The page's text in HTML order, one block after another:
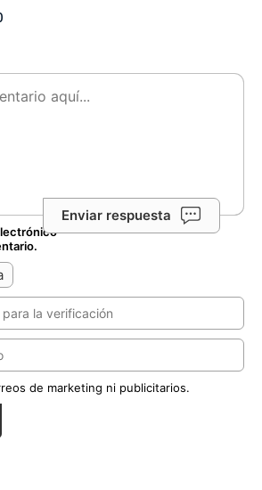
Enviar respuesta
de marketing ni publicitarios.